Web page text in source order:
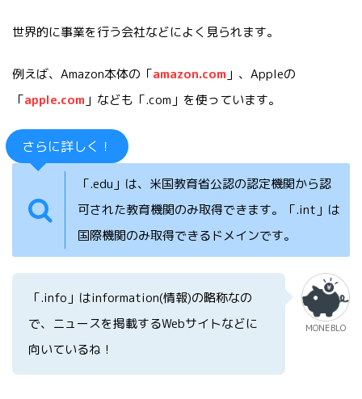
世界的に事業を行う会社などによく見られます。
例えば、Amazon本体の「amazon.com 」、Appleの
「apple.com 」なども「.com」を使っています。
さらに詳しく！
「.edu」は、米国教育省公認の認定機関から認
可された教育機関のみ取得できます。「.int」は
国際機関のみ取得できるドメインです。
「.info」はinformation(情報)の略称なの
で、ニュースを掲載するWebサイトなどに
向いているね！
MONEBLO